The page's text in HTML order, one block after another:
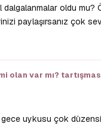
oldu
paylaşırsanız çok
olan var mı?
uykusu çok